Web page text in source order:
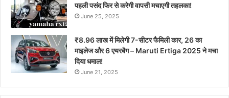
पहली पसंद फिर से करेगी वापसी मचाएगी तहलका!
June 25, 2025
₹8.96 लाख में मिलेगी 7-सीटर फैमिली कार, 26 का
माइलेज और 6 एयरबैग – Maruti Ertiga 2025 ने मचा
दिया धमाल!
June 21, 2025